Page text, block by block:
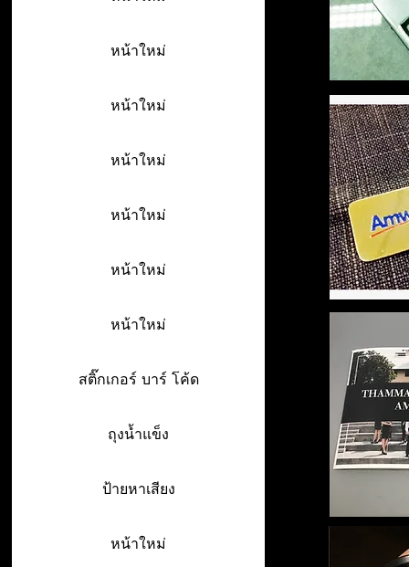
หน้าใหม่
หน้าใหม่
หน้าใหม่
หน้าใหม่
หน้าใหม่
หน้าใหม่
สติ๊กเกอร์ บาร์ โค้ด
ถุงน้ำแข็ง
ป้ายหาเสียง
หน้าใหม่